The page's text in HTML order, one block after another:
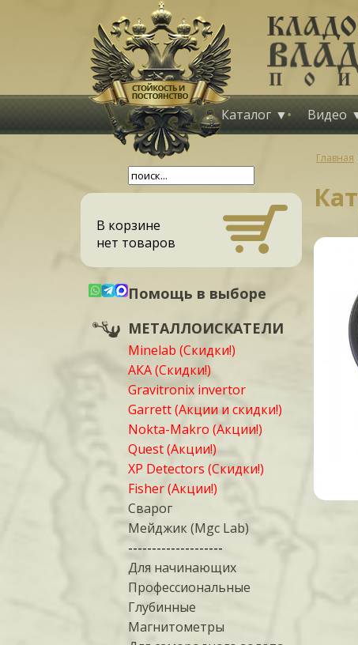
Каталог Видео
В корзине
нет товаров
Помощь в выборе
МЕТАЛЛОИСКАТЕЛИ
Minelab (Скидки!)
АКА (Скидки!)
Gravitronix invertor
Garrett (Акции и скидки!)
Nokta-Makro (Акции!)
Quest (Акции!)
XP Detectors (Скидки!)
Fisher (Акции!)
Сварог
Мейджик (Mgc Lab)
--------------------
Для начинающих
Профессиональные
Глубинные
Магнитометры
Главная